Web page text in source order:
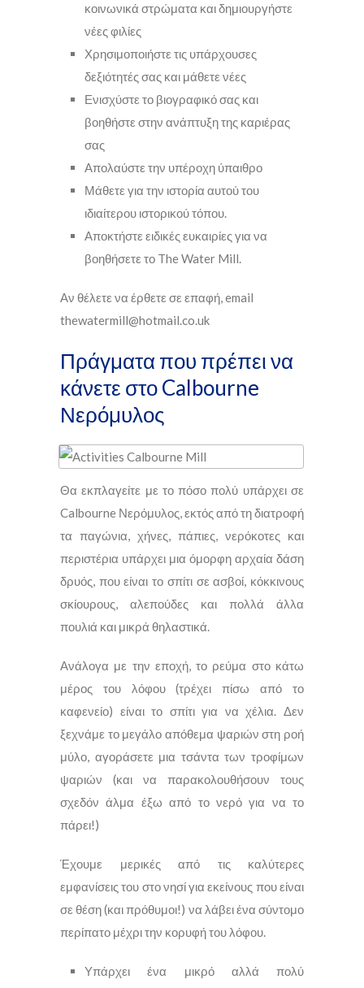
κοινωνικά στρώματα και δημιουργήστε
νέες φιλίες
Χρησιμοποιήστε τις υπάρχουσες
δεξιότητές σας και μάθετε νέες
Ενισχύστε το βιογραφικό σας και
βοηθήστε στην ανάπτυξη της καριέρας
σας
Απολαύστε την υπέροχη ύπαιθρο
Μάθετε για την ιστορία αυτού του
ιδιαίτερου ιστορικού τόπου.
Αποκτήστε ειδικές ευκαιρίες για να
βοηθήσετε το The Water Mill.
Αν θέλετε να έρθετε σε επαφή, email
thewatermill@hotmail.co.uk
Πράγματα που πρέπει να
κάνετε στο Calbourne
Νερόμυλος
Θα εκπλαγείτε με το πόσο πολύ υπάρχει σε
Calbourne Νερόμυλος, εκτός από τη διατροφή
τα παγώνια, χήνες, πάπιες, νερόκοτες και
περιστέρια υπάρχει μια όμορφη αρχαία δάση
δρυός, που είναι το σπίτι σε ασβοί, κόκκινους
σκίουρους, αλεπούδες και πολλά άλλα
πουλιά και μικρά θηλαστικά.
Ανάλογα με την εποχή, το ρεύμα στο κάτω
μέρος του λόφου (τρέχει πίσω από το
καφενείο) είναι το σπίτι για να χέλια. Δεν
ξεχνάμε το μεγάλο απόθεμα ψαριών στη ροή
μύλο, αγοράσετε μια τσάντα των τροφίμων
ψαριών (και να παρακολουθήσουν τους
σχεδόν άλμα έξω από το νερό για να το
πάρει!)
Έχουμε μερικές από τις καλύτερες
εμφανίσεις του στο νησί για εκείνους που είναι
σε θέση (και πρόθυμοι!) να λάβει ένα σύντομο
περίπατο μέχρι την κορυφή του λόφου.
Υπάρχει ένα μικρό αλλά πολύ